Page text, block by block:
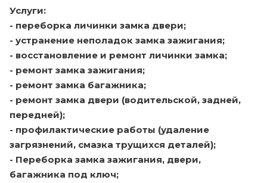
Услуги:
- переборка личинки замка двери;
- устранение неполадок замка зажигания;
- восстановление и ремонт личинки замка;
- ремонт замка зажигания;
- ремонт замка багажника;
- ремонт замка двери (водительской, задней,
передней);
- профилактические работы (удаление
загрязнений, смазка трущихся деталей);
- Переборка замка зажигания, двери,
багажника под ключ;